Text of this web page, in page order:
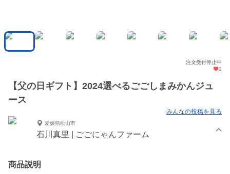
注文受付停止中
1
【父の日ギフト】2024選べるごごしまみかんジュ
ース
みんなの投稿を見る
愛媛県松山市
石川真里 | ごごにゃんファーム
商品説明